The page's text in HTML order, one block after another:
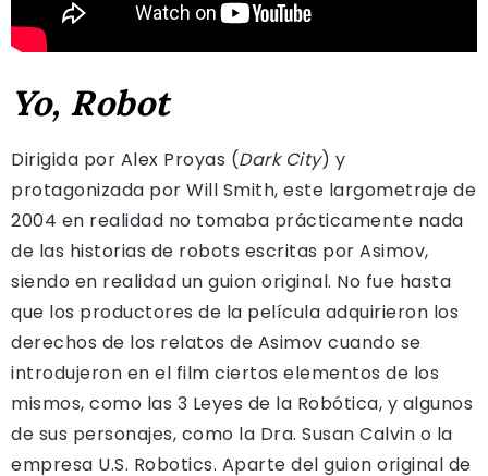
Yo, Robot
Dirigida por Alex Proyas (Dark City) y
protagonizada por Will Smith, este largometraje de
2004 en realidad no tomaba prácticamente nada
de las historias de robots escritas por Asimov,
siendo en realidad un guion original. No fue hasta
que los productores de la película adquirieron los
derechos de los relatos de Asimov cuando se
introdujeron en el film ciertos elementos de los
mismos, como las 3 Leyes de la Robótica, y algunos
de sus personajes, como la Dra. Susan Calvin o la
empresa U.S. Robotics. Aparte del guion original de